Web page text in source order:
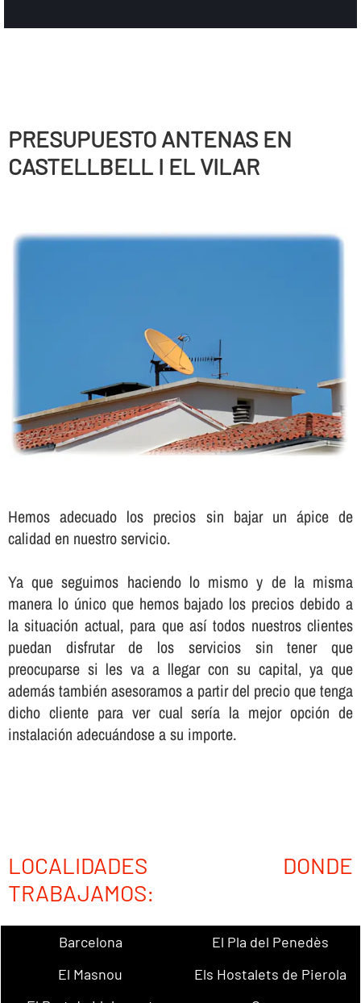
PRESUPUESTO ANTENAS EN
CASTELLBELL I EL VILAR
Hemos adecuado los precios sin bajar un ápice de
calidad en nuestro servicio.
Ya que seguimos haciendo lo mismo y de la misma
manera lo único que hemos bajado los precios debido a
la situación actual, para que así­ todos nuestros clientes
puedan disfrutar de los servicios sin tener que
preocuparse si les va a llegar con su capital, ya que
además también asesoramos a partir del precio que tenga
dicho cliente para ver cual serí­a la mejor opción de
instalación adecuándose a su importe.
LOCALIDADES DONDE
TRABAJAMOS:
Barcelona
El Pla del Penedès
El Masnou
Els Hostalets de Pierola